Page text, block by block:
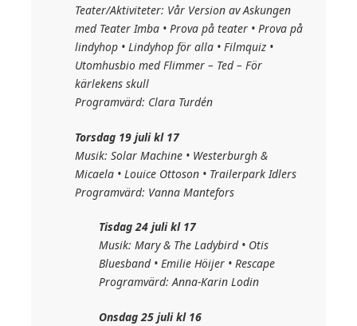
Teater/Aktiviteter: Vår Version av Askungen
med Teater Imba • Prova på teater • Prova på
lindyhop • Lindyhop för alla • Filmquiz •
Utomhusbio med Flimmer – Ted – För
kärlekens skull
Programvärd: Clara Turdén
Torsdag 19 juli kl 17
Musik: Solar Machine • Westerburgh &
Micaela • Louice Ottoson • Trailerpark Idlers
Programvärd: Vanna Mantefors
Tisdag 24 juli kl 17
Musik: Mary & The Ladybird • Otis
Bluesband • Emilie Höijer • Rescape
Programvärd: Anna-Karin Lodin
Onsdag 25 juli kl 16